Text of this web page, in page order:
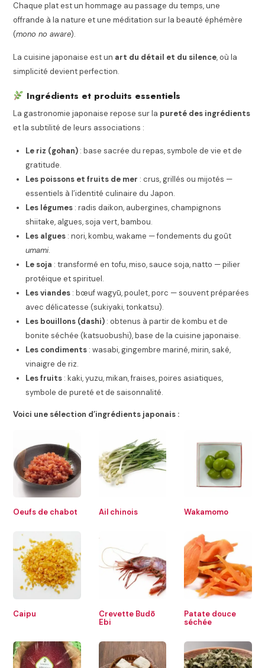
Chaque plat est un hommage au passage du temps, une
offrande à la nature et une méditation sur la beauté éphémère
(mono no aware).
La cuisine japonaise est un art du détail et du silence, où la
simplicité devient perfection.
Ingrédients et produits essentiels
La gastronomie japonaise repose sur la pureté des ingrédients
et la subtilité de leurs associations :
Le riz (gohan) : base sacrée du repas, symbole de vie et de
gratitude.
Les poissons et fruits de mer : crus, grillés ou mijotés —
essentiels à l’identité culinaire du Japon.
Les légumes : radis daikon, aubergines, champignons
shiitake, algues, soja vert, bambou.
Les algues : nori, kombu, wakame — fondements du goût
umami.
Le soja : transformé en tofu, miso, sauce soja, natto — pilier
protéique et spirituel.
Les viandes : bœuf wagyū, poulet, porc — souvent préparées
avec délicatesse (sukiyaki, tonkatsu).
Les bouillons (dashi) : obtenus à partir de kombu et de
bonite séchée (katsuobushi), base de la cuisine japonaise.
Les condiments : wasabi, gingembre mariné, mirin, saké,
vinaigre de riz.
Les fruits : kaki, yuzu, mikan, fraises, poires asiatiques,
symbole de pureté et de saisonnalité.
Voici une sélection d’ingrédients japonais :
Oeufs de chabot Ail chinois Wakamomo
Caipu
Crevette Budō
Ebi
Patate douce
séchée